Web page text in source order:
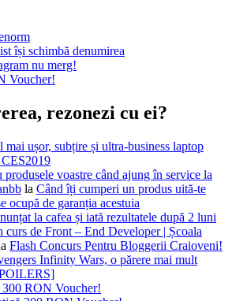
își schimbă denumirea
nu merg!
Voucher!
rezonezi cu ei?
mai ușor, subțire și ultra-business laptop
produsele voastre când ajung în service la
la Când îți cumperi un produs uită-te
ocupă de garanția acestuia
la cafea și iată rezultatele după 2 luni
curs de Front – End Developer | Școala
Flash Concurs Pentru Bloggerii Craioveni!
Infinity Wars, o părere mai mult
300 RON Voucher!